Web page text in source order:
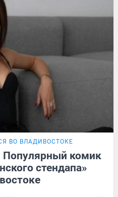
ВО ВЛАДИВОСТОКЕ
Популярный комик
стендапа»